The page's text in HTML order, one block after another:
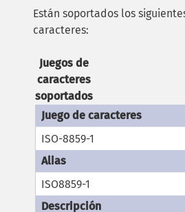
Están soportados los
caracteres:
Juegos de
caracteres
soportados
ISO-8859-1
ISO8859-1